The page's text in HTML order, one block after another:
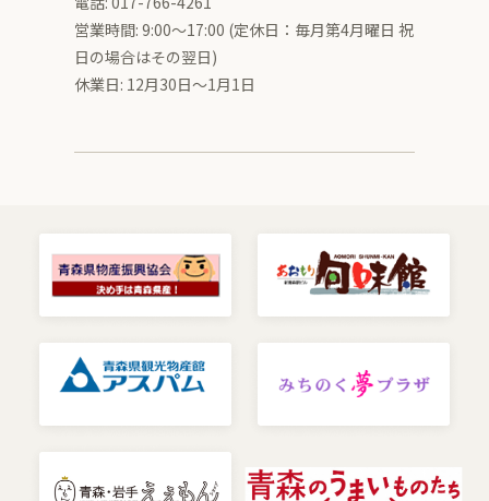
営業時間: 9:00〜17:00 (定休日：毎月第4月曜日 祝
日の場合はその翌日)
休業日: 12月30日～1月1日